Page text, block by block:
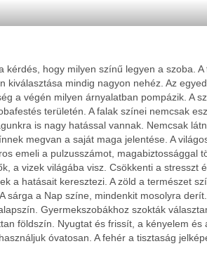
kérdés, hogy milyen színű legyen a szoba.
kiválasztása mindig nagyon nehéz. Az
a végén milyen árnyalatban pompázik. A
területén. A falak színei nemcsak
is nagy hatással vannak. Nemcsak
megvan a saját maga jelentése.A
emeli a pulzusszámot, magabiztossággal
a vizek világába visz. Csökkenti a stresszt
a hatásait keresztezi. A zöld a természet
sárga a Nap színe, mindenkit mosolyra
Gyermekszobákhoz szokták
földszín. Nyugtat és frissít, a kényelem és
óvatosan. A fehér a tisztaság